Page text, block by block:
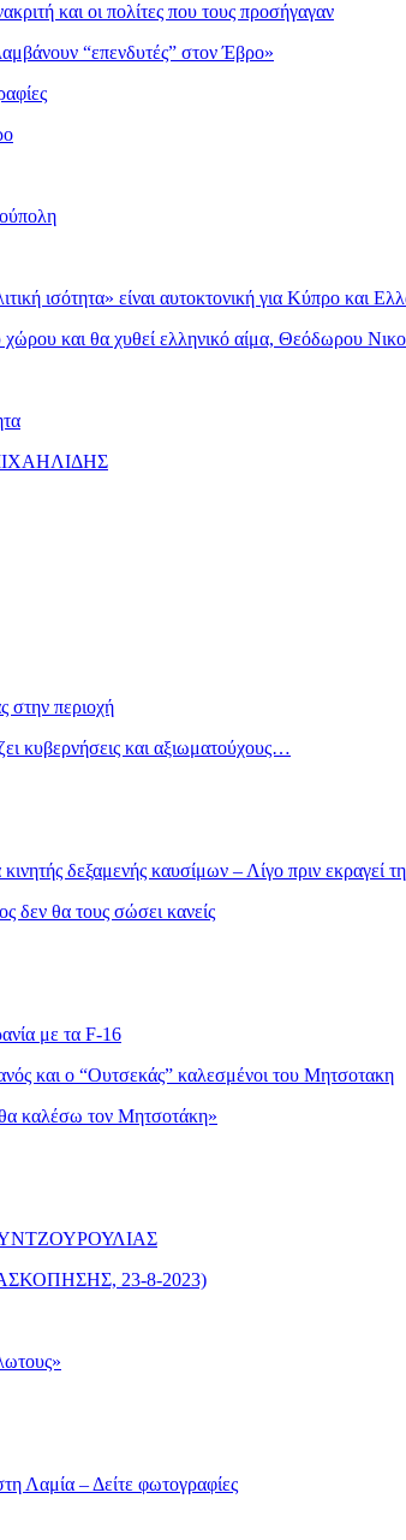
και οι πολίτες που τους προσήγαγαν
“επενδυτές” στον Έβρο»
ισότητα» είναι αυτοκτονική για Κύπρο και
και θα χυθεί ελληνικό αίμα, Θεόδωρου
στην περιοχή
κυβερνήσεις και αξιωματούχους…
δεξαμενής καυσίμων – Λίγο πριν εκραγεί
δεν θα τους σώσει κανείς
με τα F-16
και ο “Ουτσεκάς” καλεσμένοι του Μητσοτακη
καλέσω τον Μητσοτάκη»
23-8-2023)
Λαμία – Δείτε φωτογραφίες